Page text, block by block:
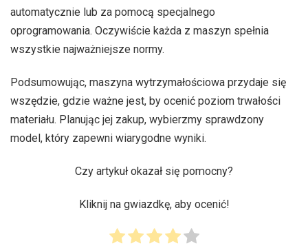
automatycznie lub za pomocą specjalnego
oprogramowania. Oczywiście każda z maszyn spełnia
wszystkie najważniejsze normy.
Podsumowując, maszyna wytrzymałościowa przydaje się
wszędzie, gdzie ważne jest, by ocenić poziom trwałości
materiału. Planując jej zakup, wybierzmy sprawdzony
model, który zapewni wiarygodne wyniki.
Czy artykuł okazał się pomocny?
Kliknij na gwiazdkę, aby ocenić!